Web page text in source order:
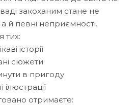
закоханим стане не
й певні неприємності.
тих:
історії
сюжети
в пригоду
отримаєте: